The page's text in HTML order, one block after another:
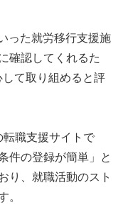
った就労移行支援施
確認してくれるた
て取り組めると評
転職支援サイトで
件の登録が簡単」と
り、就職活動のスト
。